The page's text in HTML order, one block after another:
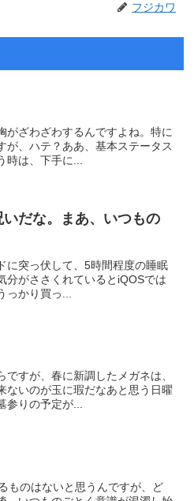
フジカワ
がざわざわするんですよね。特に
が、ハテ？ああ、基本ステータス
は、下手に...
だな。まあ、いつもの
に突っ伏して、5時間程度の睡眠
分がささくれているとiQOSでは
かり買っ...
すが、春に新調したメガネは、
ないのが玉に瑕だなあと思う日曜
りの予定が...
ものはないと思うんですが、ど